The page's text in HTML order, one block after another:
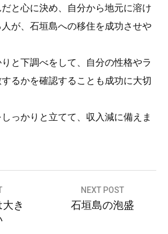
と心に決め、自分から地元に溶け
が、石垣島への移住を成功させや
と下調べをして、自分の性格やラ
るかを確認することも成功に大切
っかりと立てて、収入減に備えま
き
NEXT POST
石垣島の泡盛